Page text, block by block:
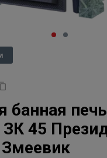
банная
ЗК 45